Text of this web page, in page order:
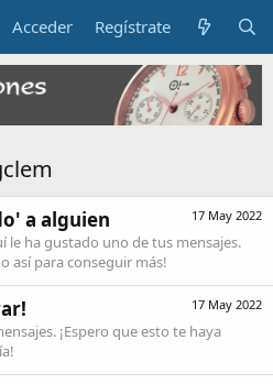
Acceder Regístrate
17 May 2022
a alguien
le ha gustado uno de tus mensajes.
así para conseguir más!
17 May 2022
¡Espero que esto te haya